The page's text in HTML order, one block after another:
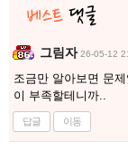
그림자 26-05-12
조금만 알아보면 문
이 부족할테니까..
답글 이동